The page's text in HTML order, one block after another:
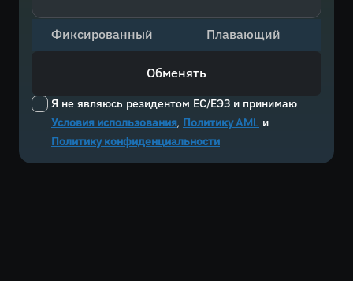
Я не являюсь резидентом ЕС/ЕЭЗ и принимаю
Условия использования, Политику AML и
Политику конфиденциальности
Фиксированный Плавающий
Обменять